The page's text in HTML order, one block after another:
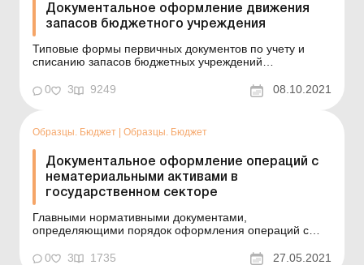
Документальное оформление движения
запасов бюджетного учреждения
Типовые формы первичных документов по учету и
списанию запасов бюджетных учреждений
№ 130, далее – Приказ № 130) отменены в
соответствии с приказом МФУ от 31.12.2020 № 838.
запасов для бюдже...
0 3 9249 08.10.2021
Образцы. Бюджет | Образцы. Бюджет
Документальное оформление операций с
нематериальными активами в
государственном секторе
Главными нормативными документами,
определяющими порядок оформления операций с
Закон от 23.12.93 г. № 3792-XII (далее – Закон №
0 3 1735 27.05.2021